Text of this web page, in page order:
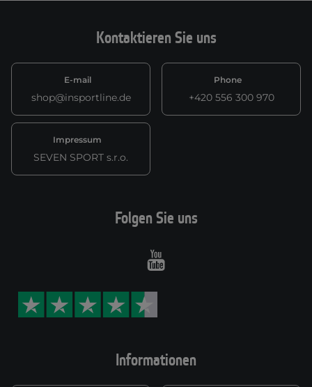
Kontaktieren Sie uns
E-mail
shop@insportline.de
Phone
+420 556 300 970
Impressum
SEVEN SPORT s.r.o.
Informationen
Folgen Sie uns
Youtube